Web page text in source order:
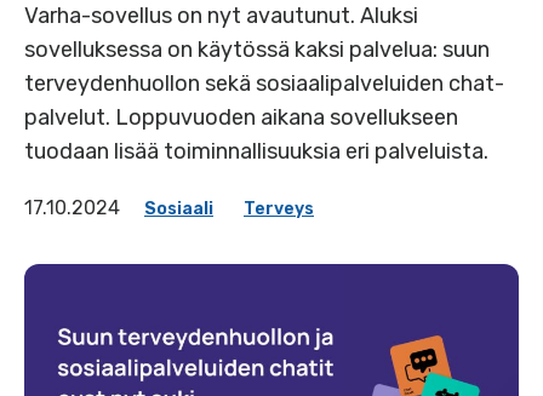
Varha-sovellus on nyt avautunut. Aluksi
sovelluksessa on käytössä kaksi palvelua: suun
terveydenhuollon sekä sosiaalipalveluiden chat-
palvelut. Loppuvuoden aikana sovellukseen
tuodaan lisää toiminnallisuuksia eri palveluista.
17.10.2024 Sosiaali Terveys